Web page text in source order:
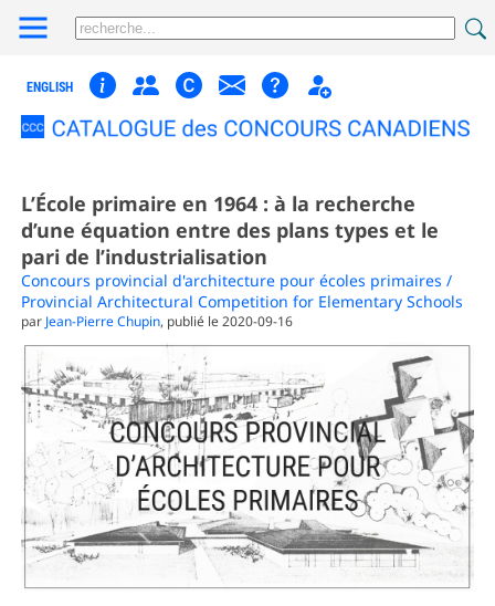
ENGLISH
L’École primaire en 1964 : à la recherche
d’une équation entre des plans types et le
pari de l’industrialisation
Concours provincial d'architecture pour écoles primaires /
Provincial Architectural Competition for Elementary Schools
par Jean-Pierre Chupin, publié le 2020-09-16